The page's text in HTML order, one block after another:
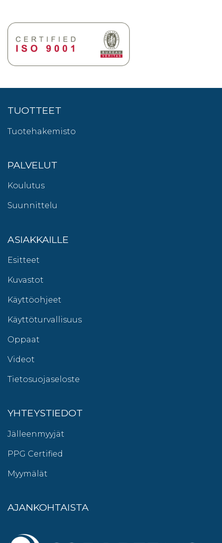
TUOTTEET
Tuotehakemisto
PALVELUT
Koulutus
Suunnittelu
ASIAKKAILLE
Esitteet
Kuvastot
Käyttöohjeet
Käyttöturvallisuus
Oppaat
Videot
Tietosuojaseloste
YHTEYSTIEDOT
Jälleenmyyjät
PPG Certified
Myymälät
AJANKOHTAISTA